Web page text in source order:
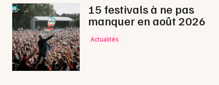
15 festivals à ne pas
manquer en août 2026
Actualités